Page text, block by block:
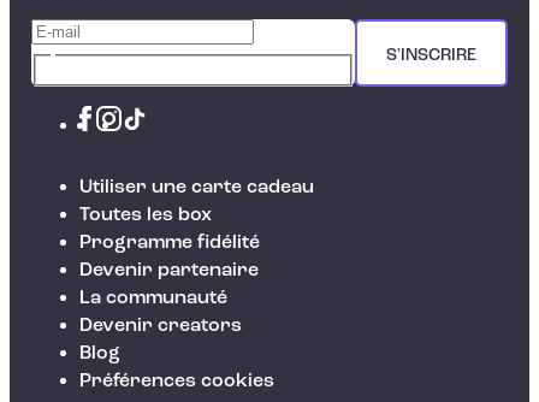
S'INSCRIRE
Utiliser une carte cadeau
Toutes les box
Programme fidélité
Devenir partenaire
La communauté
Devenir creators
Blog
Préférences cookies